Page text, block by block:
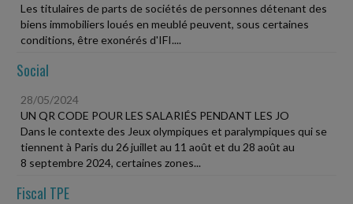
Les titulaires de parts de sociétés de personnes détenant des
biens immobiliers loués en meublé peuvent, sous certaines
conditions, être exonérés d'IFI....
Social
28/05/2024
UN QR CODE POUR LES SALARIÉS PENDANT LES JO
Dans le contexte des Jeux olympiques et paralympiques qui se
tiennent à Paris du 26 juillet au 11 août et du 28 août au
8 septembre 2024, certaines zones...
Fiscal TPE